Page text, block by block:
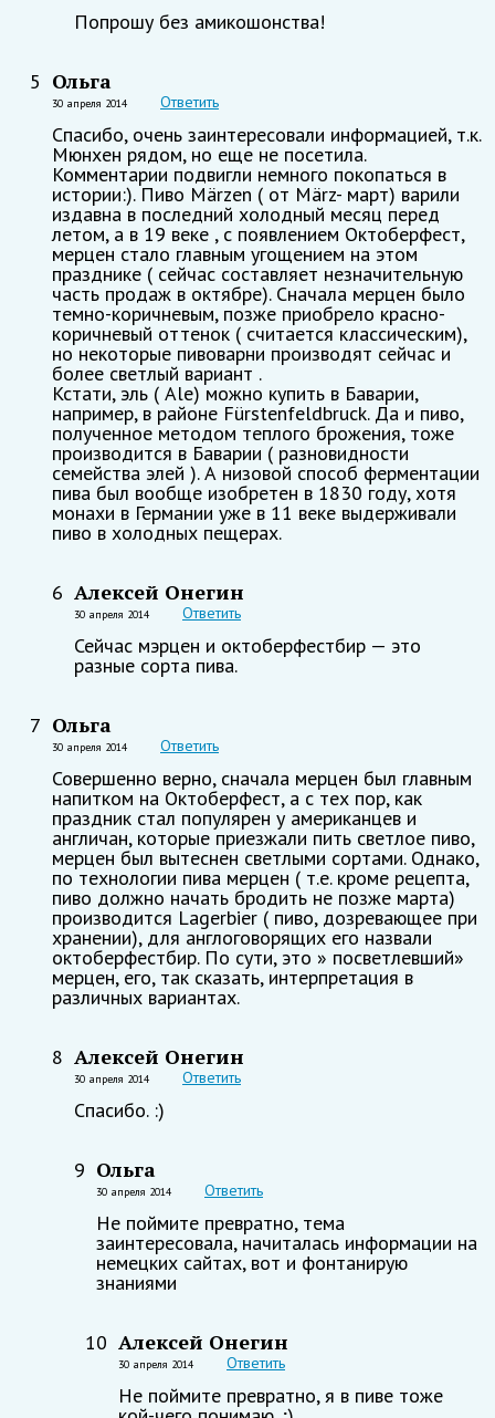
Попрошу без амикошонства!
5 Ольга
30 апреля 2014 Ответить
Спасибо, очень заинтересовали информацией, т.к.
Мюнхен рядом, но еще не посетила.
Комментарии подвигли немного покопаться в
истории:). Пиво Märzen ( от März- март) варили
издавна в последний холодный месяц перед
летом, а в 19 веке , с появлением Октоберфест,
мерцен стало главным угощением на этом
празднике ( сейчас составляет незначительную
часть продаж в октябре). Сначала мерцен было
темно-коричневым, позже приобрело красно-
коричневый оттенок ( считается классическим),
но некоторые пивоварни производят сейчас и
более светлый вариант .
Кстати, эль ( Ale) можно купить в Баварии,
например, в районе Fürstenfeldbruck. Да и пиво,
полученное методом теплого брожения, тоже
производится в Баварии ( разновидности
семейства элей ). А низовой способ ферментации
пива был вообще изобретен в 1830 году, хотя
монахи в Германии уже в 11 веке выдерживали
пиво в холодных пещерах.
6 Алексей Онегин
30 апреля 2014 Ответить
Сейчас мэрцен и октоберфестбир — это
разные сорта пива.
7 Ольга
30 апреля 2014 Ответить
Совершенно верно, сначала мерцен был главным
напитком на Октоберфест, а с тех пор, как
праздник стал популярен у американцев и
англичан, которые приезжали пить светлое пиво,
мерцен был вытеснен светлыми сортами. Однако,
по технологии пива мерцен ( т.е. кроме рецепта,
пиво должно начать бродить не позже марта)
производится Lagerbier ( пиво, дозревающее при
хранении), для англоговорящих его назвали
октоберфестбир. По сути, это » посветлевший»
мерцен, его, так сказать, интерпретация в
различных вариантах.
8 Алексей Онегин
30 апреля 2014 Ответить
Спасибо. :)
9 Ольга
30 апреля 2014 Ответить
Не поймите превратно, тема
заинтересовала, начиталась информации на
немецких сайтах, вот и фонтанирую
знаниями
10 Алексей Онегин
30 апреля 2014 Ответить
Не поймите превратно, я в пиве тоже